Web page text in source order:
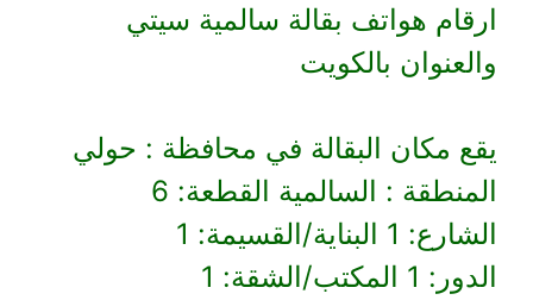
ارقام هواتف بقالة سالمية سيتي
والعنوان بالكويت
يقع مكان البقالة في محافظة : حولي
المنطقة : السالمية القطعة: 6
الشارع: 1 البناية/القسيمة: 1
الدور: 1 المكتب/الشقة: 1